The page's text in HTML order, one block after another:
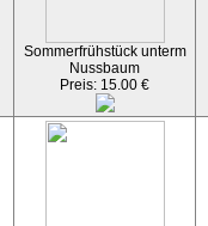
Sommerfrühstück unterm
Nussbaum
Preis: 15.00 €